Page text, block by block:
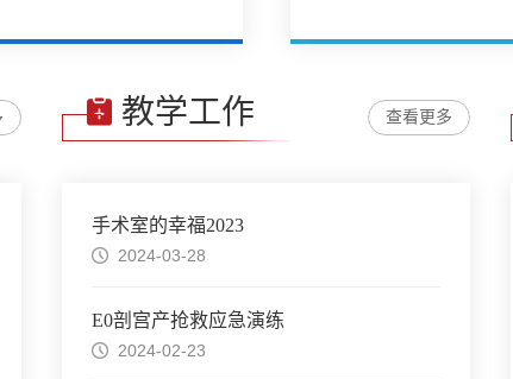
教学工作 查看更多
手术室的幸福2023
2024-03-28
E0剖宫产抢救应急演练
2024-02-23